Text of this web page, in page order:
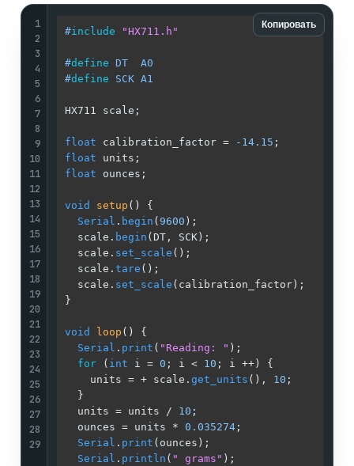
Копировать
1
2
3
4
5
6
7
8
9
10
11
12
13
14
15
16
17
18
19
20
21
22
23
24
25
26
27
28
29
#include "HX711.h"
#define DT
#define SCK
HX711
float calibration_factor = -14.15
float
float
void setup ()
{
Serial . begin ( 9600
  scale.
begin (DT,
  scale.
set_scale
  scale.
tare
  scale.
set_scale
}
void loop ()
{
Serial . print ( "Reading: "
for ( int i = 0 ; i < 10 ; i
    units = + scale.
get_units (), 10
  }
  units = units /
10
  ounces = units *
0.035274
Serial . print
Serial . println ( " grams"